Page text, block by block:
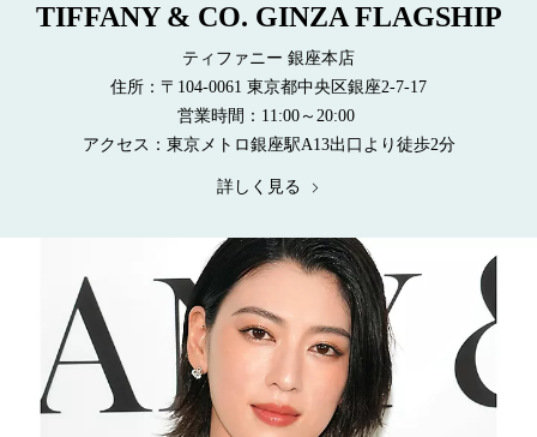
TIFFANY & CO. GINZA FLAGSHIP
ティファニー 銀座本店
住所：〒104-0061 東京都中央区銀座2-7-17
営業時間：11:00～20:00
アクセス：東京メトロ銀座駅A13出口より徒歩2分
詳しく見る